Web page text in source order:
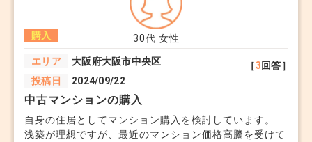
ってもらおうと言っていますが、大事な時期でもあるの
で判断できずにいます。 同じようなご家庭を担当され
た方がいましたら、アドバイス頂きたいです。
30代 女性
購入
エリア
大阪府大阪市中央区
投稿日
2024/09/22
［3回答］
中古マンションの購入
自身の住居としてマンション購入を検討しています。
浅築が理想ですが、最近のマンション価格高騰を受けて